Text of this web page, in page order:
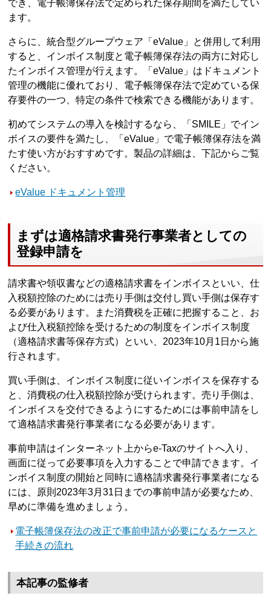
でき、電子帳簿保存法で定められた保存期間を満たしてい
ます。
さらに、統合型グループウェア「eValue」と併用して利用
すると、インボイス制度と電子帳簿保存法の両方に対応し
たインボイス管理が行えます。「eValue」はドキュメント
管理の機能に優れており、電子帳簿保存法で定めている保
存要件の一つ、特定の条件で検索できる機能があります。
初めてシステムの導入を検討するなら、「SMILE」でイン
ボイスの要件を満たし、「eValue」で電子帳簿保存法を満
たす使い方がおすすめです。製品の詳細は、下記からご覧
ください。
eValue ドキュメント管理
まずは適格請求書発行事業者としての
登録申請を
請求書や領収書などの適格請求書をインボイスといい、仕
入税額控除のためには売り手側は交付し買い手側は保存す
る必要があります。また消費税を正確に把握すること、お
よび仕入税額控除を受けるための制度をインボイス制度
（適格請求書等保存方式）といい、2023年10月1日から施
行されます。
買い手側は、インボイス制度に従いインボイスを保存する
と、消費税の仕入税額控除が受けられます。売り手側は、
インボイスを交付できるようにするためには事前申請をし
て適格請求書発行事業者になる必要があります。
事前申請はインターネット上からe-Taxのサイトへ入り、
画面に従って必要事項を入力することで申請できます。イ
ンボイス制度の開始と同時に適格請求書発行事業者になる
には、原則2023年3月31日までの事前申請が必要なため、
早めに準備を進めましょう。
電子帳簿保存法の改正で事前申請が必要になるケースと
手続きの流れ
本記事の監修者